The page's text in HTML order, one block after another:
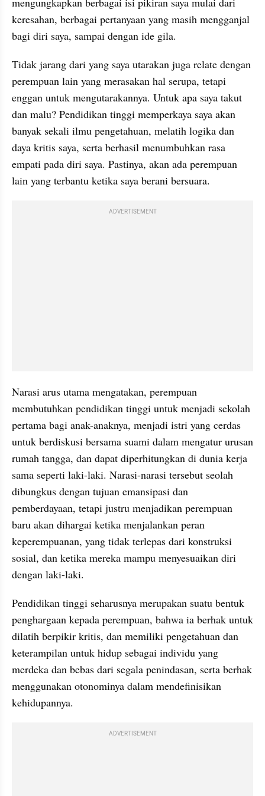
keresahan, berbagai pertanyaan yang masih mengganjal
bagi diri saya, sampai dengan ide gila.
Tidak jarang dari yang saya utarakan juga relate dengan
perempuan lain yang merasakan hal serupa, tetapi
enggan untuk mengutarakannya. Untuk apa saya takut
dan malu? Pendidikan tinggi memperkaya saya akan
banyak sekali ilmu pengetahuan, melatih logika dan
daya kritis saya, serta berhasil menumbuhkan rasa
empati pada diri saya. Pastinya, akan ada perempuan
lain yang terbantu ketika saya berani bersuara.
ADVERTISEMENT
Narasi arus utama mengatakan, perempuan
membutuhkan pendidikan tinggi untuk menjadi sekolah
pertama bagi anak-anaknya, menjadi istri yang cerdas
untuk berdiskusi bersama suami dalam mengatur urusan
rumah tangga, dan dapat diperhitungkan di dunia kerja
sama seperti laki-laki. Narasi-narasi tersebut seolah
dibungkus dengan tujuan emansipasi dan
pemberdayaan, tetapi justru menjadikan perempuan
baru akan dihargai ketika menjalankan peran
keperempuanan, yang tidak terlepas dari konstruksi
sosial, dan ketika mereka mampu menyesuaikan diri
dengan laki-laki.
Pendidikan tinggi seharusnya merupakan suatu bentuk
penghargaan kepada perempuan, bahwa ia berhak untuk
dilatih berpikir kritis, dan memiliki pengetahuan dan
keterampilan untuk hidup sebagai individu yang
merdeka dan bebas dari segala penindasan, serta berhak
menggunakan otonominya dalam mendefinisikan
kehidupannya.
ADVERTISEMENT